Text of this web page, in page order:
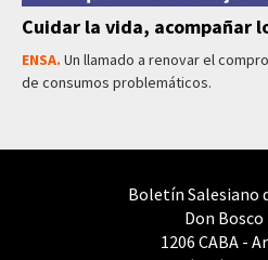
Cuidar la vida, acompañar
ENSA. Un llamado a renovar el
de consumos problemáticos.
Boletín Salesiano
Don Bosco
1206 CABA -